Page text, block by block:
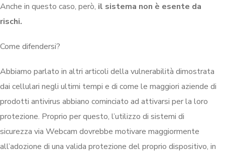
Anche in questo caso, però, il sistema non è esente da
rischi.
Come difendersi?
Abbiamo parlato in altri articoli della vulnerabilità dimostrata
dai cellulari negli ultimi tempi e di come le maggiori aziende di
prodotti antivirus abbiano cominciato ad attivarsi per la loro
protezione. Proprio per questo, l’utilizzo di sistemi di
sicurezza via Webcam dovrebbe motivare maggiormente
all’adozione di una valida protezione del proprio dispositivo, in